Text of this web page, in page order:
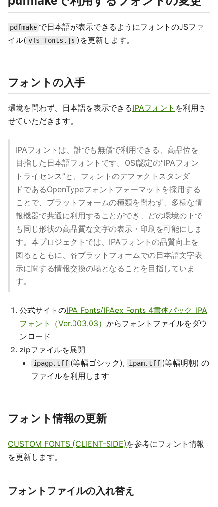
pdfmake で日本語が表示できるようにフォントのJSファ
イル( vfs_fonts.js )を更新します。
フォントの入手
環境を問わず、日本語を表示できるIPAフォント を利用さ
せていただきます。
IPAフォントは、誰でも無償で利用できる、高品位を
目指した日本語フォントです。OSI認定の“IPAフォン
トライセンス”と、フォントのデファクトスタンダー
ドであるOpenTypeフォントフォーマットを採用する
ことで、プラットフォームの種類を問わず、多様な情
報機器で共通に利用することができ、どの環境の下で
も同じ形状の高品質な文字の表示・印刷を可能にしま
す。本プロジェクトでは、IPAフォントの品質向上を
図るとともに、各プラットフォームでの日本語文字表
示に関する情報交換の場となることを目指していま
す。
公式サイトのIPA Fonts/IPAex Fonts 4書体パック_IPA
フォント（Ver.003.03） からフォントファイルをダウ
ンロード
zipファイルを展開
ipagp.tff (等幅ゴシック), ipam.tff (等幅明朝) の
ファイルを利用します
フォント情報の更新
CUSTOM FONTS (CLIENT-SIDE) を参考にフォント情報
を更新します。
フォントファイルの入れ替え